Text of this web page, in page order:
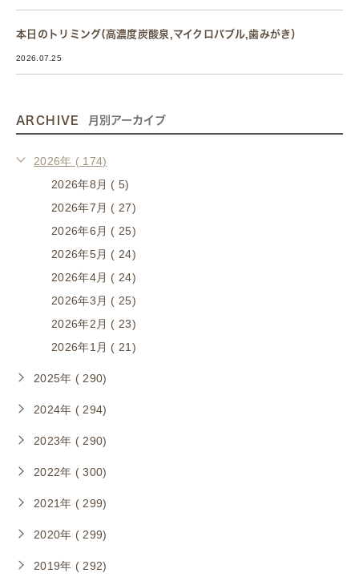
本日のトリミング(高濃度炭酸泉,マイクロバブル,歯みがき）
2026.07.25
ARCHIVE 月別アーカイブ
2026年 ( 174)
2026年8月 ( 5)
2026年7月 ( 27)
2026年6月 ( 25)
2026年5月 ( 24)
2026年4月 ( 24)
2026年3月 ( 25)
2026年2月 ( 23)
2026年1月 ( 21)
2025年 ( 290)
2024年 ( 294)
2023年 ( 290)
2022年 ( 300)
2021年 ( 299)
2020年 ( 299)
2019年 ( 292)